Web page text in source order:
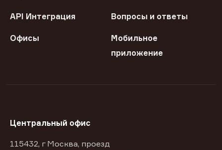
API Интеграция Вопросы и ответы
Офисы
Мобильное
приложение
Центральный офис
115432, г Москва, проезд